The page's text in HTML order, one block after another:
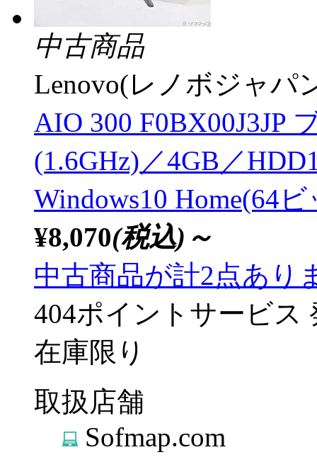
中古商品
Lenovo(レノボジャパ
AIO 300 F0BX00J3JP
(1.6GHz)／4GB／
Windows10 Home(64
¥8,070(税込)～
中古商品が計2点あり
404ポイントサービス
在庫限り
取扱店舗
Sofmap.com